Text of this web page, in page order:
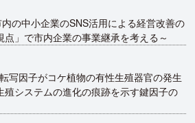
の中小企業のSNS活用による経営改善の
」で市内企業の事業継承を考える～
写因子がコケ植物の有性生殖器官の発生
殖システムの進化の痕跡を示す鍵因子の